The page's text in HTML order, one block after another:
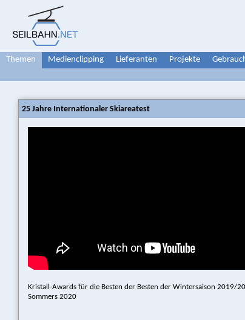
Themen Medienclipping Lieferanten Projekte
25 Jahre Internationaler Skiareatest
Kristall-Awards für die Besten der Besten der Wintersaison 2019/
Sommers 2020